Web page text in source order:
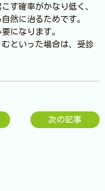
す確率がかなり低く、
然に治るためです。
になります。
といった場合は、受診
次の記事